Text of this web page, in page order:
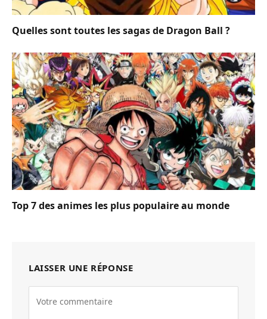
Quelles sont toutes les sagas de Dragon Ball ?
Top 7 des animes les plus populaire au monde
LAISSER UNE RÉPONSE